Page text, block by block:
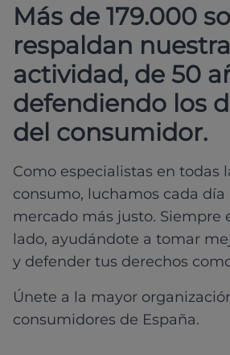
Más de 179.000
respaldan nuestra
actividad, de 50
defendiendo los
del consumidor.
Como especialistas en todas
consumo, luchamos cada día
mercado más justo. Siempre
lado, ayudándote a tomar
y defender tus derechos
Únete a la mayor
consumidores de España.